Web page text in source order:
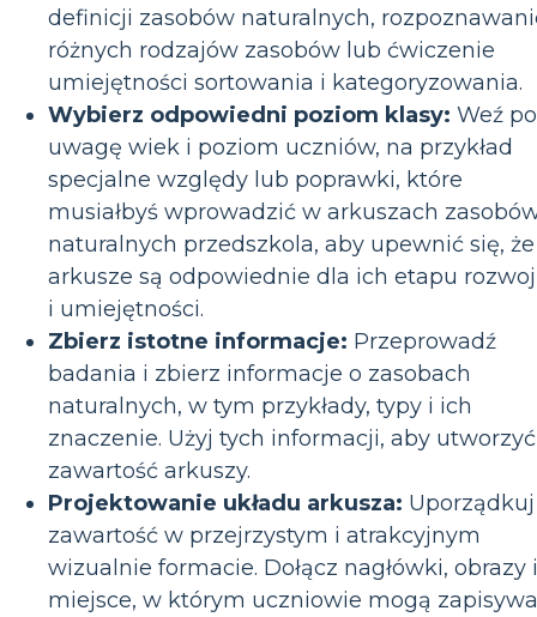
definicji zasobów naturalnych,
różnych rodzajów zasobów lub ćwiczenie
umiejętności sortowania i kategoryzowania.
Wybierz odpowiedni poziom klasy: Weź
uwagę wiek i poziom uczniów, na przykład
specjalne względy lub poprawki, które
musiałbyś wprowadzić w arkuszach
naturalnych przedszkola, aby upewnić się, że
arkusze są odpowiednie dla ich etapu
i umiejętności.
Zbierz istotne informacje: Przeprowadź
badania i zbierz informacje o zasobach
naturalnych, w tym przykłady, typy i ich
znaczenie. Użyj tych informacji, aby utworzyć
zawartość arkuszy.
Projektowanie układu arkusza: Uporządkuj
zawartość w przejrzystym i atrakcyjnym
wizualnie formacie. Dołącz nagłówki, obrazy i
miejsce, w którym uczniowie mogą